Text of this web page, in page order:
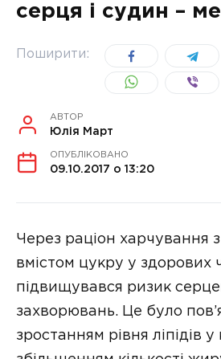
УКРАЇНА
серця і судин –
Поширити:
АВТОР
Юлія Март
ОПУБЛІКОВАНО
09.10.2017 о 13:20
Через раціон харчування
вмістом цукру у здорових
підвищувався ризик
захворювань. Це було
зростанням рівня ліпідів у